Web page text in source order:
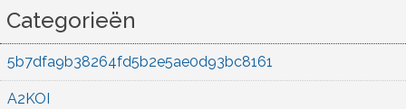
Categorieën
5b7dfa9b38264fd5b2e5ae0d93bc8161
A2KOI